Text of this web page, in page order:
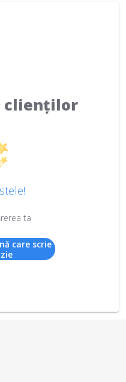
clienților
ta
care scrie